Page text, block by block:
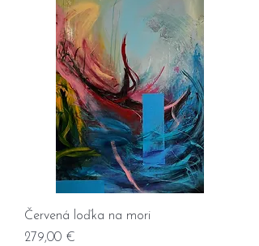
Červená loďka na mori
Prix
279,00 €